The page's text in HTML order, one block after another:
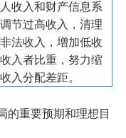
收入和财产信息系
节过高收入，清理
法收入，增加低收
入者比重，努力缩
入分配差距。
重要预期和理想目